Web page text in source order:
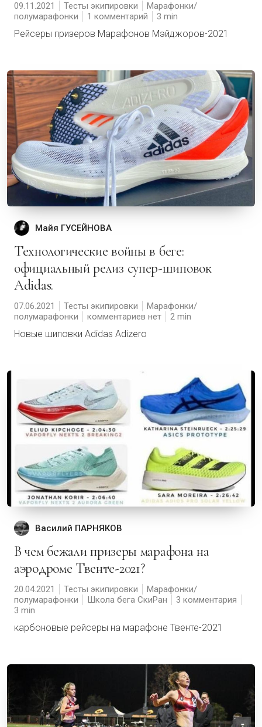
09.11.2021 Тесты экипировки
Марафонки/
полумарафонки
1 комментарий 3
Рейсеры призеров Марафонов Мэйджоров-2021
Майя ГУСЕЙНОВА
Технологические войны в беге:
официальный релиз супер-шиповок
Adidas.
07.06.2021 Тесты экипировки
Марафонки/
полумарафонки
комментариев нет 2
Новые шиповки Adidas Adizero
Василий ПАРНЯКОВ
В чем бежали призеры марафона на
аэродроме Твенте-2021?
20.04.2021 Тесты экипировки
Марафонки/
полумарафонки
Школа бега СкиРан
3 комментария
3
карбоновые рейсеры на марафоне Твенте-2021